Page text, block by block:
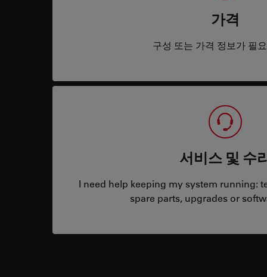
가격
구성 또는 가격 정보가 필
서비스 및 수
I need help keeping my system running:
spare parts, upgrades or